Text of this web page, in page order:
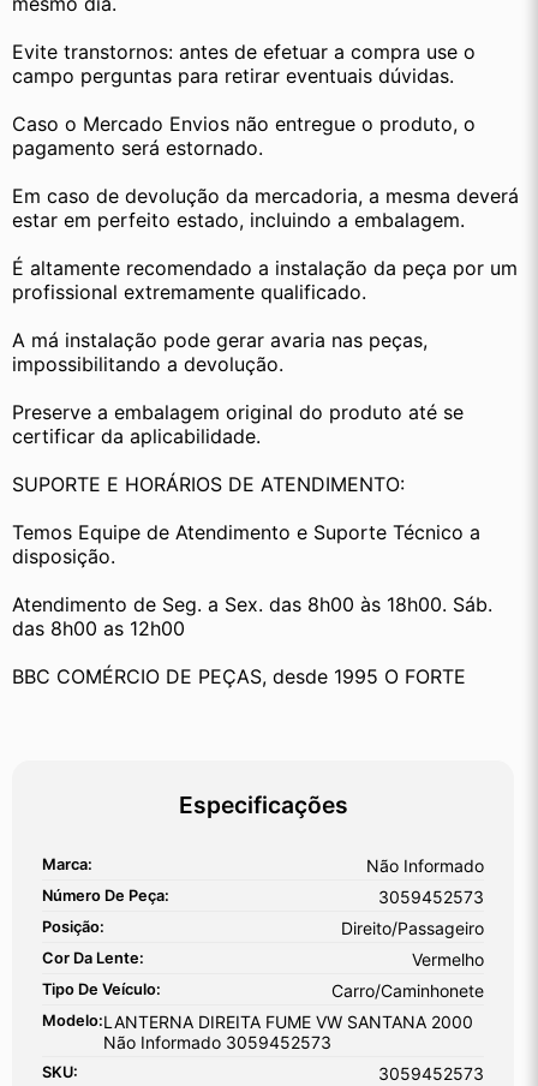
Evite transtornos: antes de efetuar a compra use o
campo perguntas para retirar eventuais dúvidas.
Caso o Mercado Envios não entregue o produto, o
pagamento será estornado.
Em caso de devolução da mercadoria, a mesma deverá
estar em perfeito estado, incluindo a embalagem.
É altamente recomendado a instalação da peça por um
profissional extremamente qualificado.
A má instalação pode gerar avaria nas peças,
impossibilitando a devolução.
Preserve a embalagem original do produto até se
certificar da aplicabilidade.
SUPORTE E HORÁRIOS DE ATENDIMENTO:
Temos Equipe de Atendimento e Suporte Técnico a
disposição.
Atendimento de Seg. a Sex. das 8h00 às 18h00. Sáb.
das 8h00 as 12h00
BBC COMÉRCIO DE PEÇAS, desde 1995 O FORTE
Especificações
Marca: Não Informado
Número De Peça: 3059452573
Posição: Direito/Passageiro
Cor Da Lente: Vermelho
Tipo De Veículo: Carro/Caminhonete
Modelo:LANTERNA DIREITA FUME VW SANTANA 2000
Não Informado 3059452573
SKU: 3059452573